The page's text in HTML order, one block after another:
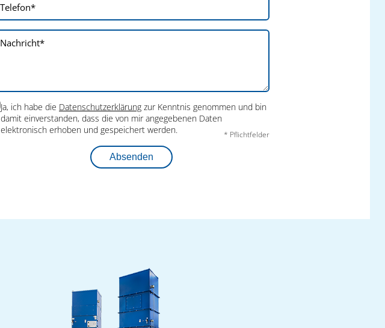
Ja, ich habe die Datenschutzerklärung zur Kenntnis genommen und bin
damit einverstanden, dass die von mir angegebenen Daten
elektronisch erhoben und gespeichert werden.
* Pflichtfelder
Absenden